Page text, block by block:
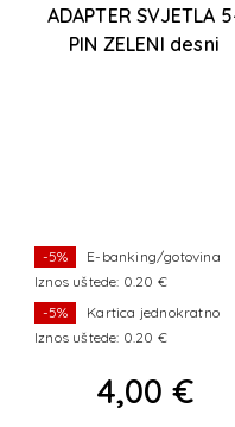
ADAPTER SVJETLA
PIN ZELENI desni
-5%
E-banking/gotovina
Iznos uštede: 0.20 €
-5%
Kartica jednokratno
Iznos uštede: 0.20 €
4,00 €